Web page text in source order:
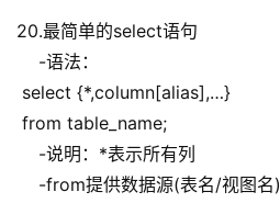
20.最简单的select语句
-语法：
select {*,column[alias],…}
from table_name;
-说明：*表示所有列
-from提供数据源(表名/视图名)